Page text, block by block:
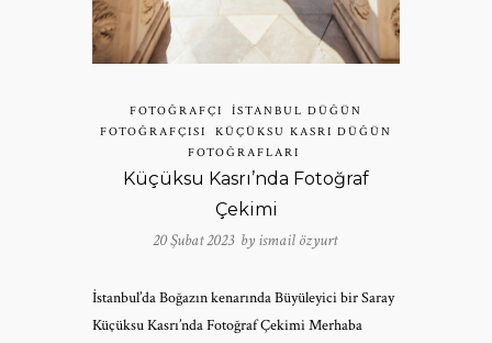
FOTOĞRAFÇI
İSTANBUL DÜĞÜN
FOTOĞRAFÇISI
KÜÇÜKSU KASRI DÜĞÜN
FOTOĞRAFLARI
Küçüksu Kasrı’nda Fotoğraf
Çekimi
20 Şubat 2023 by ismail özyurt
İstanbul’da Boğazın kenarında Büyüleyici bir Saray
Küçüksu Kasrı’nda Fotoğraf Çekimi Merhaba